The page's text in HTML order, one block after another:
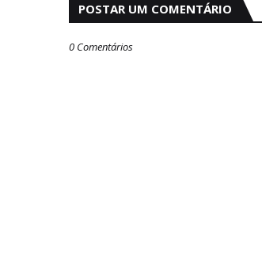
POSTAR UM COMENTÁRIO
0 Comentários